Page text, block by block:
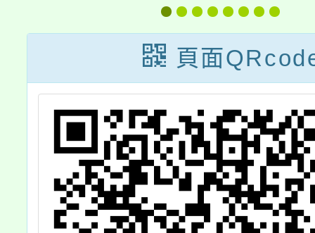
考試院會同行政
院於民國112年8
月9日發布，並
自112年7月1日
施行
議
聘、
案件
人
之相
頁面